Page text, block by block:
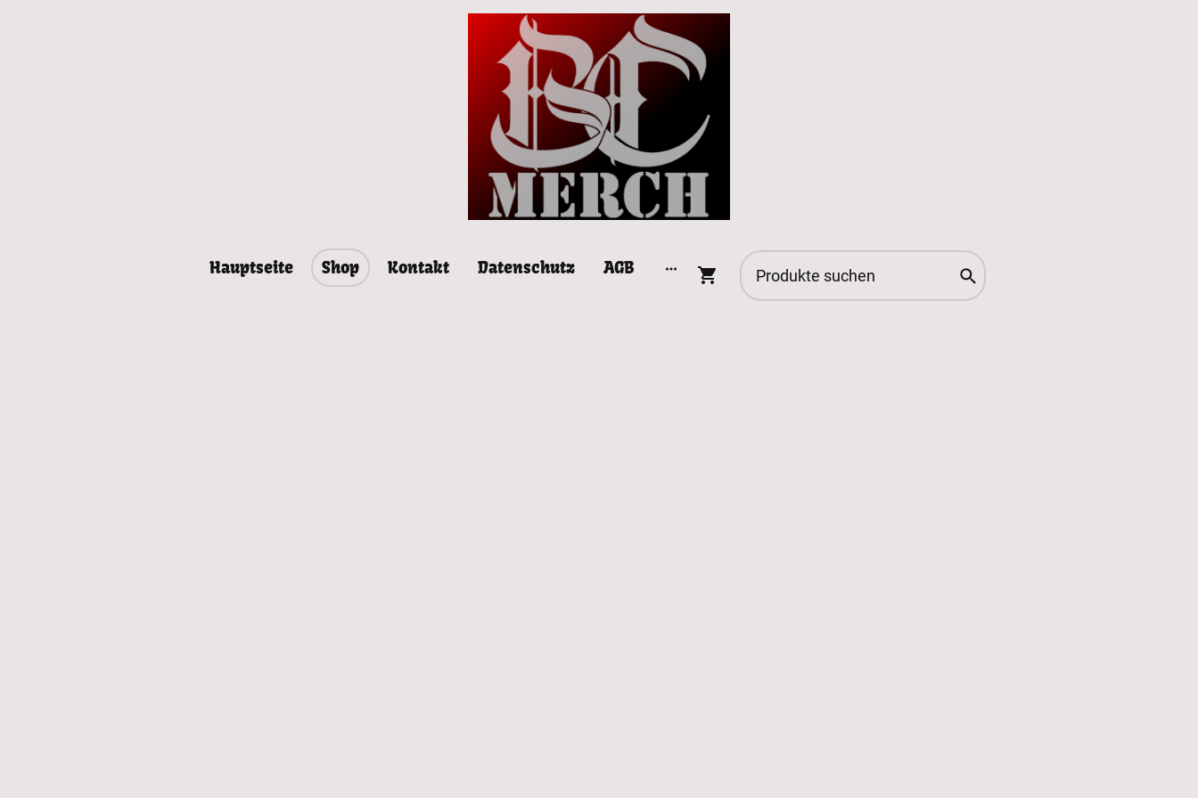
Hauptseite Shop Kontakt Datenschutz AGB